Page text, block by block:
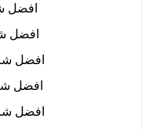
افضل
افضل
افضل
افضل
افضل